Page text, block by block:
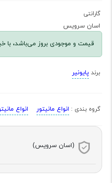
گارانتی
اسان سرویس
قیمت و موجودی بروز می‌باشد، با
برند پایونیر
گروه بندی : انواع مانیتور انواع
(اسان سرویس)